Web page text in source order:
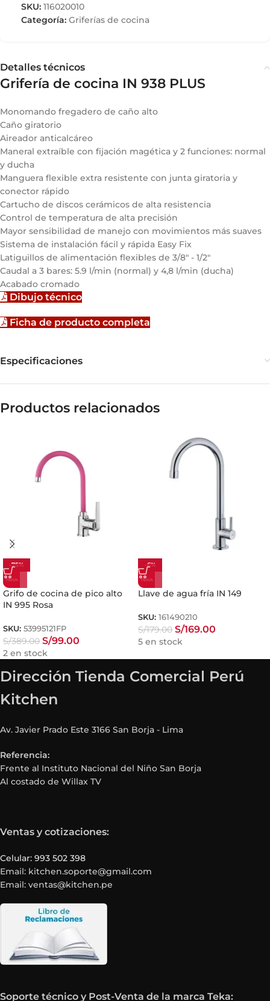
SKU: 116020010
Categoría: Griferías de cocina
Detalles técnicos
Grifería de cocina IN 938 PLUS
Monomando fregadero de caño alto
Caño giratorio
Aireador anticalcáreo
Maneral extraíble con fijación magética y 2 funciones: normal
y ducha
Manguera flexible extra resistente con junta giratoria y
conector rápido
Cartucho de discos cerámicos de alta resistencia
Control de temperatura de alta precisión
Mayor sensibilidad de manejo con movimientos más suaves
Sistema de instalación fácil y rápida Easy Fix
Latiguillos de alimentación flexibles de 3/8" - 1/2"
Caudal a 3 bares: 5.9 l/min (normal) y 4,8 l/min (ducha)
Acabado cromado
Dibujo técnico
Ficha de producto completa
Especificaciones
Productos relacionados
-75%
Grifo de cocina de pico alto
IN 995 Rosa
SKU: 53995121FP
S/389.00 S/99.00
2 en stock
-6%
Llave de agua fría IN 149
SKU: 161490210
S/179.00 S/169.00
5 en stock
Dirección Tienda Comercial Perú
Kitchen
Av. Javier Prado Este 3166 San Borja - Lima
Referencia:
Frente al Instituto Nacional del Niño San Borja
Al costado de Willax TV
Ventas y cotizaciones:
Celular: 993 502 398
Email: kitchen.soporte@gmail.com
Email: ventas@kitchen.pe
Soporte técnico y Post-Venta de la marca Teka: